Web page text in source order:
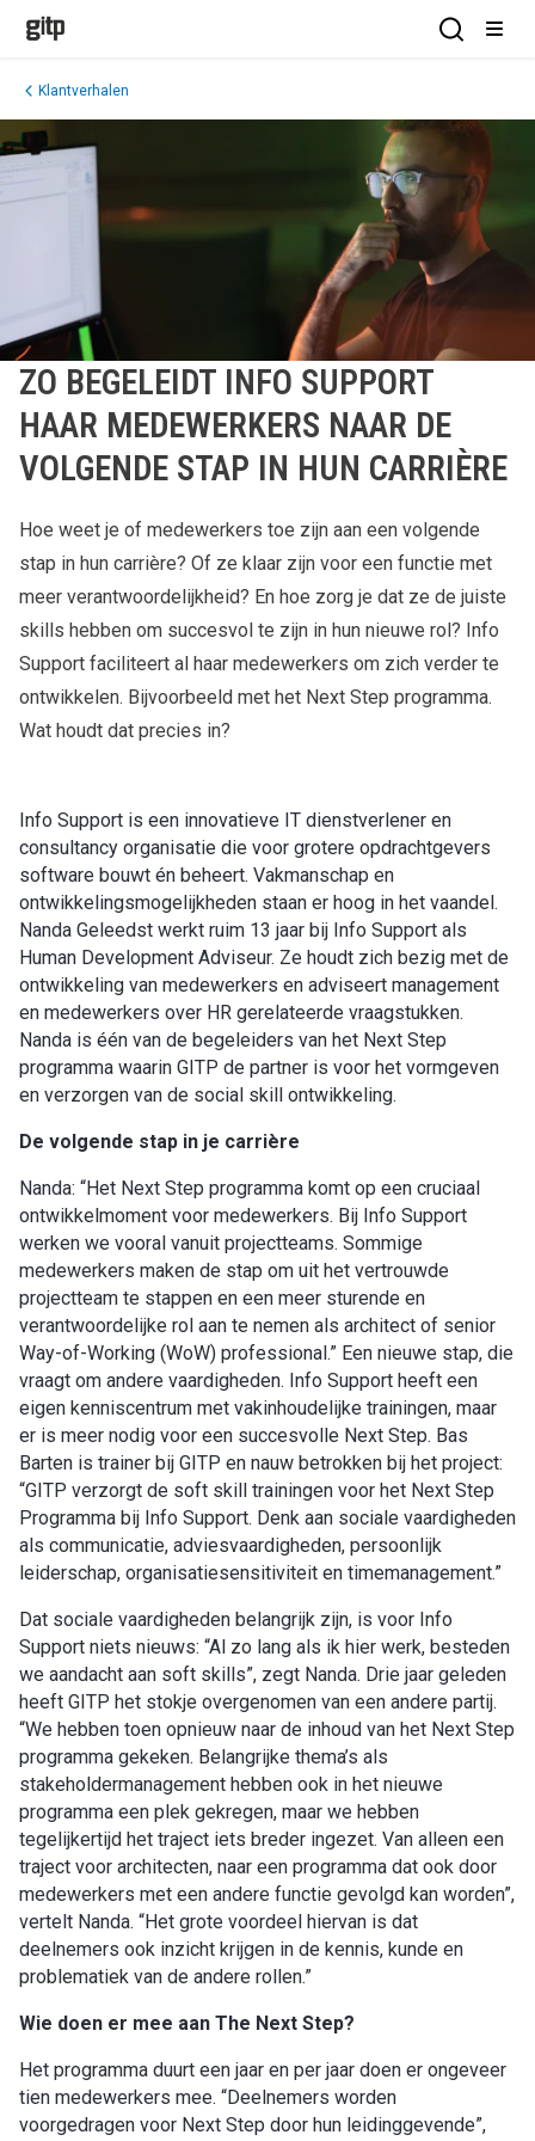
GITP
Open
Klantverhalen
ZO BEGELEIDT INFO SUPPORT
HAAR MEDEWERKERS NAAR DE
VOLGENDE STAP IN HUN CARRIÈRE
Hoe weet je of medewerkers toe zijn aan een volgende
stap in hun carrière? Of ze klaar zijn voor een functie met
meer verantwoordelijkheid? En hoe zorg je dat ze de juiste
skills hebben om succesvol te zijn in hun nieuwe rol? Info
Support faciliteert al haar medewerkers om zich verder te
ontwikkelen. Bijvoorbeeld met het Next Step programma.
Wat houdt dat precies in?
Info Support is een innovatieve IT dienstverlener en
consultancy organisatie die voor grotere opdrachtgevers
software bouwt én beheert. Vakmanschap en
ontwikkelingsmogelijkheden staan er hoog in het vaandel.
Nanda Geleedst werkt ruim 13 jaar bij Info Support als
Human Development Adviseur. Ze houdt zich bezig met de
ontwikkeling van medewerkers en adviseert management
en medewerkers over HR gerelateerde vraagstukken.
Nanda is één van de begeleiders van het Next Step
programma waarin GITP de partner is voor het vormgeven
en verzorgen van de social skill ontwikkeling.
De volgende stap in je carrière
Nanda: “Het Next Step programma komt op een cruciaal
ontwikkelmoment voor medewerkers. Bij Info Support
werken we vooral vanuit projectteams. Sommige
medewerkers maken de stap om uit het vertrouwde
projectteam te stappen en een meer sturende en
verantwoordelijke rol aan te nemen als architect of senior
Way-of-Working (WoW) professional.” Een nieuwe stap, die
vraagt om andere vaardigheden. Info Support heeft een
eigen kenniscentrum met vakinhoudelijke trainingen, maar
er is meer nodig voor een succesvolle Next Step. Bas
Barten is trainer bij GITP en nauw betrokken bij het project:
“GITP verzorgt de soft skill trainingen voor het Next Step
Programma bij Info Support. Denk aan sociale vaardigheden
als communicatie, adviesvaardigheden, persoonlijk
leiderschap, organisatiesensitiviteit en timemanagement.”
Dat sociale vaardigheden belangrijk zijn, is voor Info
Support niets nieuws: “Al zo lang als ik hier werk, besteden
we aandacht aan soft skills”, zegt Nanda. Drie jaar geleden
heeft GITP het stokje overgenomen van een andere partij.
“We hebben toen opnieuw naar de inhoud van het Next Step
programma gekeken. Belangrijke thema’s als
stakeholdermanagement hebben ook in het nieuwe
programma een plek gekregen, maar we hebben
tegelijkertijd het traject iets breder ingezet. Van alleen een
traject voor architecten, naar een programma dat ook door
medewerkers met een andere functie gevolgd kan worden”,
vertelt Nanda. “Het grote voordeel hiervan is dat
deelnemers ook inzicht krijgen in de kennis, kunde en
problematiek van de andere rollen.”
Wie doen er mee aan The Next Step?
Het programma duurt een jaar en per jaar doen er ongeveer
tien medewerkers mee. “Deelnemers worden
voorgedragen voor Next Step door hun leidinggevende”,